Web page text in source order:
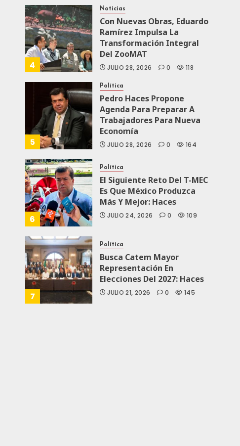
4
Noticias
Con Nuevas Obras, Eduardo
Ramírez Impulsa La
Transformación Integral
Del ZooMAT
JULIO 28, 2026 0 118
5
Política
Pedro Haces Propone
Agenda Para Preparar A
Trabajadores Para Nueva
Economía
JULIO 28, 2026 0 164
6
Política
El Siguiente Reto Del T-MEC
Es Que México Produzca
Más Y Mejor: Haces
JULIO 24, 2026 0 109
7
Política
Busca Catem Mayor
Representación En
Elecciones Del 2027: Haces
JULIO 21, 2026 0 145